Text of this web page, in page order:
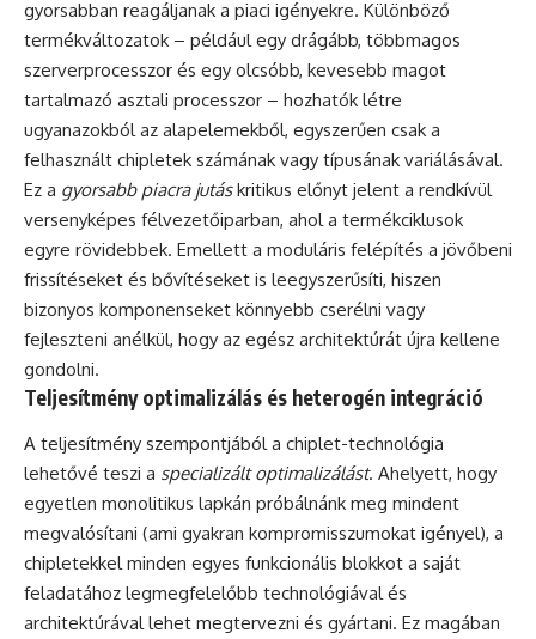
gyorsabban reagáljanak a piaci igényekre. Különböző
termékváltozatok – például egy drágább, többmagos
szerverprocesszor és egy olcsóbb, kevesebb magot
tartalmazó asztali processzor – hozhatók létre
ugyanazokból az alapelemekből, egyszerűen csak a
felhasznált chipletek számának vagy típusának variálásával.
Ez a gyorsabb piacra jutáskritikus előnyt jelent a rendkívül
versenyképes félvezetőiparban, ahol a termékciklusok
egyre rövidebbek. Emellett a moduláris felépítés a jövőbeni
frissítéseket és bővítéseket is leegyszerűsíti, hiszen
bizonyos komponenseket könnyebb cserélni vagy
fejleszteni anélkül, hogy az egész architektúrát újra kellene
gondolni.
Teljesítmény optimalizálás és heterogén integráció
A teljesítmény szempontjából a chiplet-technológia
lehetővé teszi a specializált optimalizálást. Ahelyett, hogy
egyetlen monolitikus lapkán próbálnánk meg mindent
megvalósítani (ami gyakran kompromisszumokat igényel), a
chipletekkel minden egyes funkcionális blokkot a saját
feladatához legmegfelelőbb technológiával és
architektúrával lehet megtervezni és gyártani. Ez magában